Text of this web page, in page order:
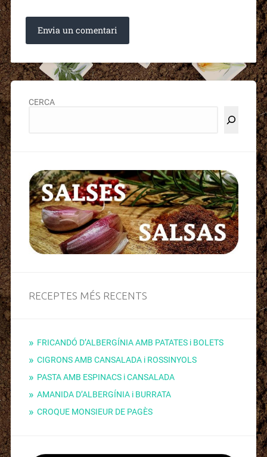
CERCA
RECEPTES MÉS RECENTS
FRICANDÓ D’ALBERGÍNIA AMB PATATES i BOLETS
CIGRONS AMB CANSALADA i ROSSINYOLS
PASTA AMB ESPINACS i CANSALADA
AMANIDA D’ALBERGÍNIA i BURRATA
CROQUE MONSIEUR DE PAGÈS